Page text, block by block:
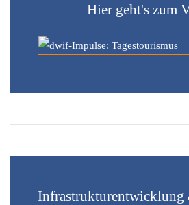
Hier geht's zum
Infrastrukturentwicklung